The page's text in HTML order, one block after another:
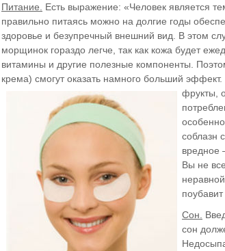
Питание.
Есть выражение: «Человек является
правильно питаясь можно на долгие годы
здоровье и безупречный внешний вид. В этом
морщинок гораздо легче, так как кожа будет
витамины и другие полезные компоненты.
крема) смогут оказать намного больший
фрукты,
соблазн
вредное
Вы не
Сон.
сон